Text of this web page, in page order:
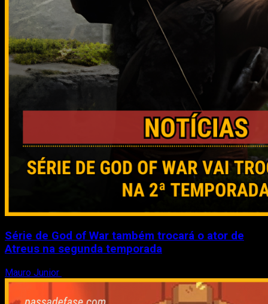
Série de God of War também trocará o ator de
Atreus na segunda temporada
Mauro Junior